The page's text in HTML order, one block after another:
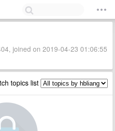
joined on 2019-04-23 01:06:55
topics list